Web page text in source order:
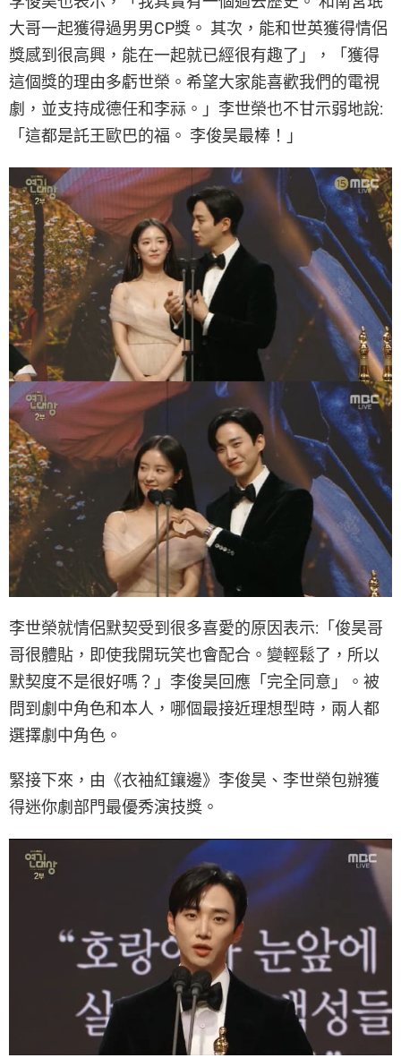
大哥一起獲得過男男CP獎。 其次，能和世英獲得情侶
獎感到很高興，能在一起就已經很有趣了」，「獲得
這個獎的理由多虧世榮。希望大家能喜歡我們的電視
劇，並支持成德任和李祘。」李世榮也不甘示弱地說:
「這都是託王歐巴的福。 李俊昊最棒！」
李世榮就情侶默契受到很多喜愛的原因表示:「俊昊哥
哥很體貼，即使我開玩笑也會配合。變輕鬆了，所以
默契度不是很好嗎？」李俊昊回應「完全同意」。被
問到劇中角色和本人，哪個最接近理想型時，兩人都
選擇劇中角色。
緊接下來，由《衣袖紅鑲邊》李俊昊、李世榮包辦獲
得迷你劇部門最優秀演技獎。